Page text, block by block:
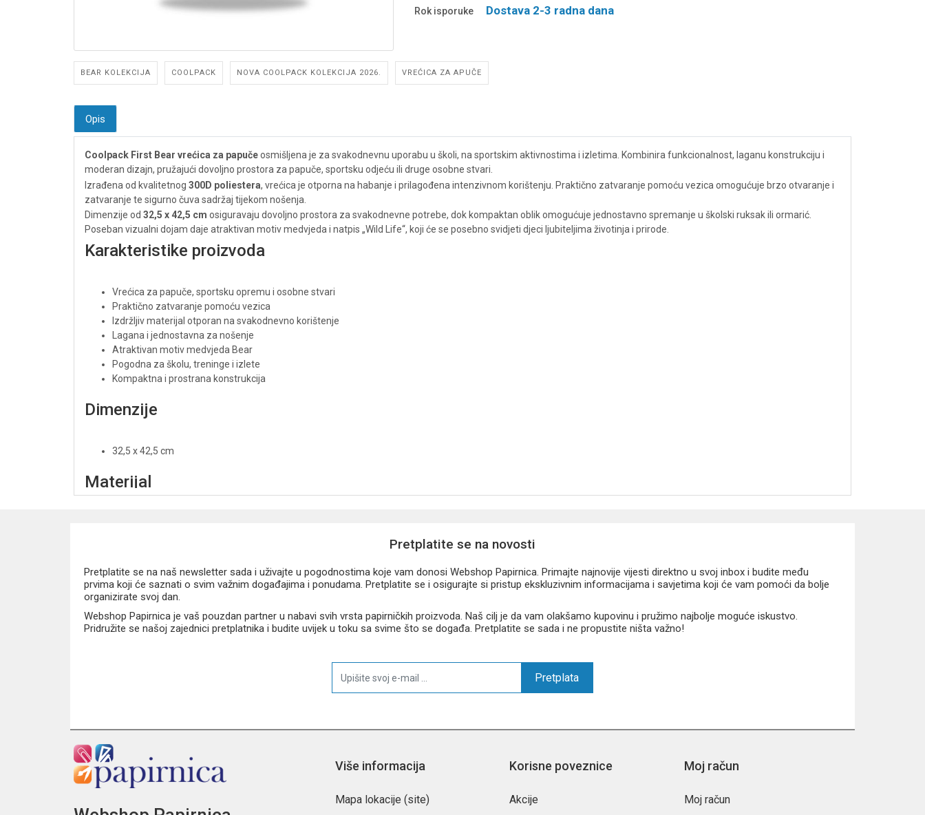
Rok isporuke Dostava 2-3 radna dana
BEAR KOLEKCIJA COOLPACK NOVA COOLPACK KOLEKCIJA 2026. VREĆICA ZA APUČE
Opis
Coolpack First Bear vrećica za papučeosmišljena je za svakodnevnu uporabu u školi, na sportskim aktivnostima i izletima. Kombinira funkcionalnost, laganu konstrukciju i
moderan dizajn, pružajući dovoljno prostora za papuče, sportsku odjeću ili druge osobne stvari.
Izrađena od kvalitetnog 300D poliestera, vrećica je otporna na habanje i prilagođena intenzivnom korištenju. Praktično zatvaranje pomoću vezica omogućuje brzo otvaranje i
zatvaranje te sigurno čuva sadržaj tijekom nošenja.
Dimenzije od 32,5 x 42,5 cm osiguravaju dovoljno prostora za svakodnevne potrebe, dok kompaktan oblik omogućuje jednostavno spremanje u školski ruksak ili ormarić.
Poseban vizualni dojam daje atraktivan motiv medvjeda i natpis „Wild Life“, koji će se posebno svidjeti djeci ljubiteljima životinja i prirode.
Karakteristike proizvoda
Vrećica za papuče, sportsku opremu i osobne stvari
Praktično zatvaranje pomoću vezica
Izdržljiv materijal otporan na svakodnevno korištenje
Lagana i jednostavna za nošenje
Atraktivan motiv medvjeda Bear
Pogodna za školu, treninge i izlete
Kompaktna i prostrana konstrukcija
Dimenzije
32,5 x 42,5 cm
Materijal
Preporučuje se ručno čišćenje
Prednosti
Coolpack First Bear vrećica za papuče odličan je izbor za djecu koja žele praktičan i atraktivan dodatak za školu, sportske aktivnosti i svakodnevne avanture.
Pretplatite se na novosti
Pretplatite se na naš newsletter sada i uživajte u pogodnostima koje vam donosi Webshop Papirnica. Primajte najnovije vijesti direktno u svoj inbox i budite među
prvima koji će saznati o svim važnim događajima i ponudama. Pretplatite se i osigurajte si pristup ekskluzivnim informacijama i savjetima koji će vam pomoći da bolje
organizirate svoj dan.
Webshop Papirnica je vaš pouzdan partner u nabavi svih vrsta papirničkih proizvoda. Naš cilj je da vam olakšamo kupovinu i pružimo najbolje moguće iskustvo.
Pridružite se našoj zajednici pretplatnika i budite uvijek u toku sa svime što se događa. Pretplatite se sada i ne propustite ništa važno!
Pretplata
Više informacija
Mapa lokacije (site)
Korisne poveznice
Akcije
Moj račun
Moj račun